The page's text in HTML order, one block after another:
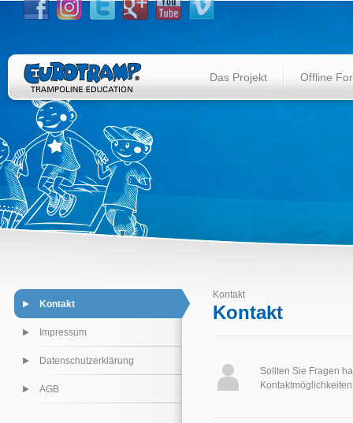
Das Projekt Offline
Kontakt
Impressum
Datenschutzerklärung
AGB
Kontakt
Kontakt
Sollten Sie Fragen